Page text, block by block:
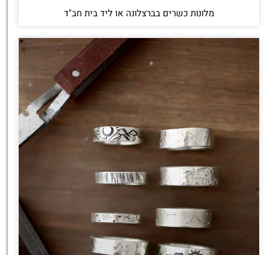
מלונות כשרים בברצלונה או ליד בית חב"ד